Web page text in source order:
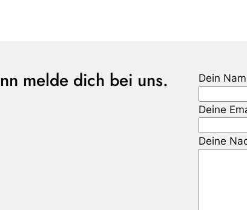
melde dich bei uns. Dein
Deine
Deine